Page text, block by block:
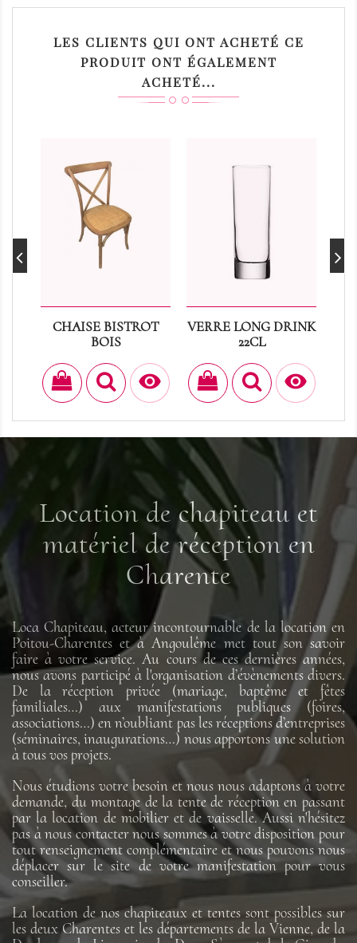
LES CLIENTS QUI ONT ACHETÉ CE
PRODUIT ONT ÉGALEMENT
ACHETÉ...
CHAISE BISTROT
BOIS
Prix
5,40 €

VERRE LONG DRINK
22CL
Prix
0,30 €

Location de chapiteau et
matériel de réception en
Charente
Loca Chapiteau, acteur incontournable de la location en
Poitou-Charentes et à Angoulême met tout son savoir
faire à votre service. Au cours de ces dernières années,
nous avons participé à l'organisation d’évènements divers.
De la réception privée (mariage, baptême et fêtes
familiales…) aux manifestations publiques (foires,
associations…) en n’oubliant pas les réceptions d’entreprises
(séminaires, inaugurations…) nous apportons une solution
à tous vos projets.
Nous étudions votre besoin et nous nous adaptons à votre
demande, du montage de la tente de réception en passant
par la location de mobilier et de vaisselle. Aussi n'hésitez
pas à nous contacter nous sommes à votre disposition pour
tout renseignement complémentaire et nous pouvons nous
déplacer sur le site de votre manifestation pour vous
conseiller.
La location de nos chapiteaux et tentes sont possibles sur
les deux Charentes et les départements de la Vienne, de la